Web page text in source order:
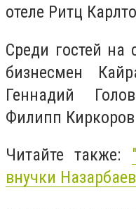
отеле Ритц
Среди гостей на
бизнесмен
Геннадий
Филипп
Читайте также:
внучки